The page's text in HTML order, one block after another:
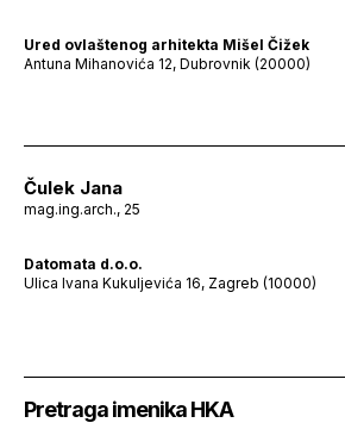
Ured ovlaštenog arhitekta Mišel Čižek
Antuna Mihanovića 12, Dubrovnik (20000)
Čulek Jana
mag.ing.arch., 25
Datomata d.o.o.
Ulica Ivana Kukuljevića 16, Zagreb (10000)
Pretraga imenika HKA